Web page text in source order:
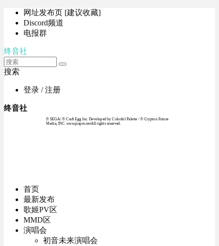
网址发布页 [建议收藏]
Discord频道
电报群
终音社
搜索
登录 / 注册
终音社
© SEGA / © Craft Egg Inc. Developed by Colorful Palette / © Crypton Future
Media, INC. www.piapro.netAll rights reserved.
首页
最新发布
歌姬PV区
MMD区
演唱会
初音未来演唱会